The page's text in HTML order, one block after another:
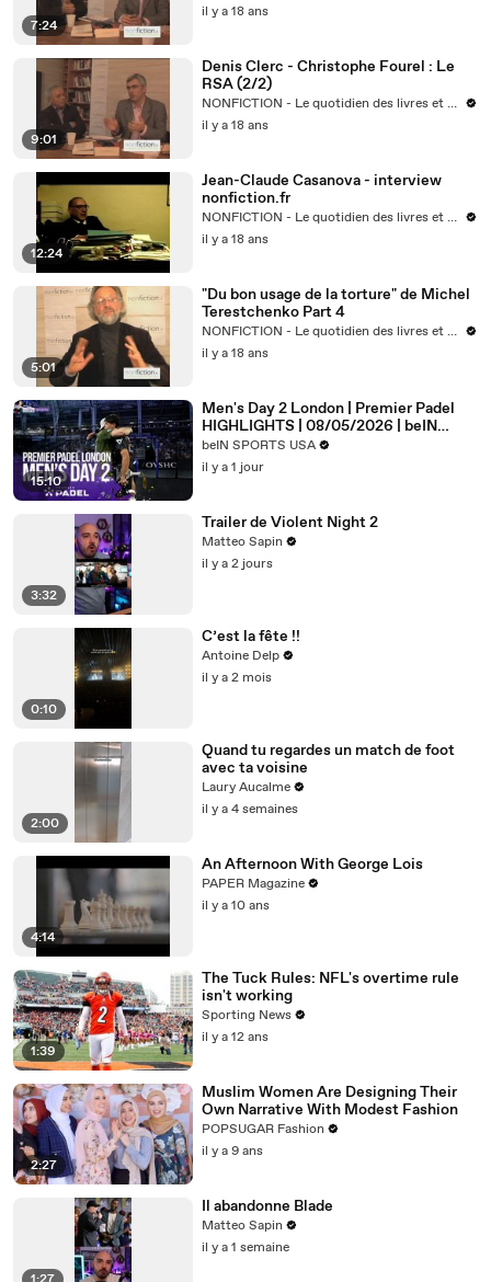
7:24
il y a 18 ans
9:01
Denis Clerc - Christophe Fourel : Le
RSA (2/2)
NONFICTION - Le quotidien des livres et des idées
il y a 18 ans
12:24
Jean-Claude Casanova - interview
nonfiction.fr
NONFICTION - Le quotidien des livres et des idées
il y a 18 ans
5:01
"Du bon usage de la torture" de Michel
Terestchenko Part 4
NONFICTION - Le quotidien des livres et des idées
il y a 18 ans
15:10
Men's Day 2 London | Premier Padel
HIGHLIGHTS | 08/05/2026 | beIN
SPORTS USA
beIN SPORTS USA
il y a 1 jour
3:32
Trailer de Violent Night 2
Matteo Sapin
il y a 2 jours
0:10
C’est la fête !!
Antoine Delp
il y a 2 mois
2:00
Quand tu regardes un match de foot
avec ta voisine
Laury Aucalme
il y a 4 semaines
4:14
An Afternoon With George Lois
PAPER Magazine
il y a 10 ans
1:39
The Tuck Rules: NFL's overtime rule
isn't working
Sporting News
il y a 12 ans
2:27
Muslim Women Are Designing Their
Own Narrative With Modest Fashion
POPSUGAR Fashion
il y a 9 ans
Il abandonne Blade
Matteo Sapin
il y a 1 semaine